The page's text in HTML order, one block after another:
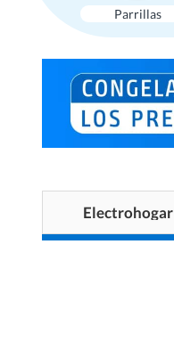
Parrillas
Electrohogar